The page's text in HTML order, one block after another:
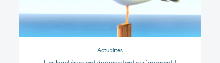
Actualités